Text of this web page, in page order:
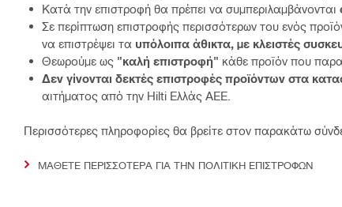
Κατά την επιστροφή θα πρέπει να συμπεριλαμβάνονται
Σε περίπτωση επιστροφής περισσότερων του ενός
να επιστρέψει τα υπόλοιπα άθικτα, με κλειστές
Θεωρούμε ως "καλή επιστροφή" κάθε προϊόν που
Δεν γίνονται δεκτές επιστροφές προϊόντων στα
αιτήματος από την Hilti Ελλάς ΑΕΕ.
Περισσότερες πληροφορίες θα βρείτε στον παρακάτω
ΜΑΘΕΤΕ ΠΕΡΙΣΣΟΤΕΡΑ ΓΙΑ ΤΗΝ ΠΟΛΙΤΙΚΗ ΕΠΙΣΤΡΟΦΩΝ